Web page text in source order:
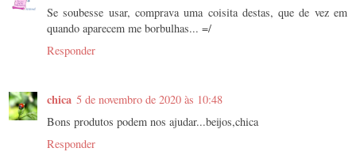
Se soubesse usar, comprava uma coisita destas, que de vez em
quando aparecem me borbulhas... =/
Responder
chica 5 de novembro de 2020 às 10:48
Bons produtos podem nos ajudar...beijos,chica
Responder